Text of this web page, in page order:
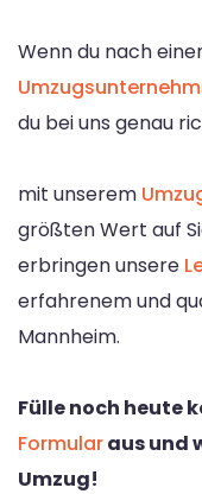
Wenn du nach
du bei uns genau
mit unserem
größten Wert auf
erbringen unsere
erfahrenem und
Mannheim.
Fülle noch heute
Formularaus und
Umzug!